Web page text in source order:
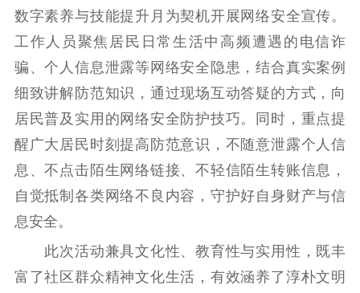
文化产业
统计分析
数字出版
审读服务
新闻发布工作备
案管理系统
服务
共建共享平台
习平台
责任编辑注册
业务申报系统
数字素养与技能提升月为契机开展网络安全宣传。
工作人员聚焦居民日常生活中高频遭遇的电信诈
骗、个人信息泄露等网络安全隐患，结合真实案例
细致讲解防范知识，通过现场互动答疑的方式，向
居民普及实用的网络安全防护技巧。同时，重点提
醒广大居民时刻提高防范意识，不随意泄露个人信
息、不点击陌生网络链接、不轻信陌生转账信息，
自觉抵制各类网络不良内容，守护好自身财产与信
息安全。
此次活动兼具文化性、教育性与实用性，既丰
富了社区群众精神文化生活，有效涵养了淳朴文明